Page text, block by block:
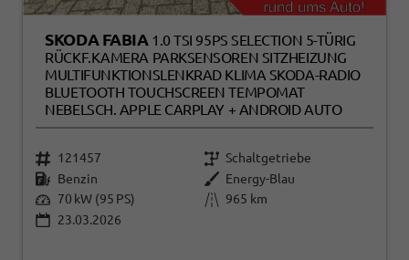
SKODA FABIA 1.0 TSI 95PS SELECTION 5-TÜRIG
RÜCKF.KAMERA PARKSENSOREN SITZHEIZUNG
MULTIFUNKTIONSLENKRAD KLIMA SKODA-RADIO
BLUETOOTH TOUCHSCREEN TEMPOMAT
NEBELSCH. APPLE CARPLAY + ANDROID AUTO
121457
Schaltgetriebe
Benzin
Energy-Blau
70 kW (95 PS)
965 km
23.03.2026